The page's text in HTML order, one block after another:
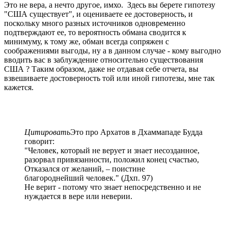
Это не вера, а нечто другое, имхо. Здесь вы берете гипотезу
"США существует", и оцениваете ее достоверность, и
поскольку много разных источников одновременно
подтверждают ее, то вероятность обмана сводится к
минимуму, к тому же, обман всегда сопряжен с
соображениями выгоды, ну а в данном случае - кому выгодно
вводить вас в заблуждение относительно существования
США ? Таким образом, даже не отдавая себе отчета, вы
взвешиваете достоверность той или иной гипотезы, мне так
кажется.
ЦитироватьЭто про Архатов в Дхаммападе Будда
говорит:
"Человек, который не верует и знает несозданное,
разорвал привязанности, положил конец счастью,
Отказался от желаний, – поистине
благороднейший человек." (Дхп. 97)
Не верит - потому что знает непосредственно и не
нуждается в вере или неверии.